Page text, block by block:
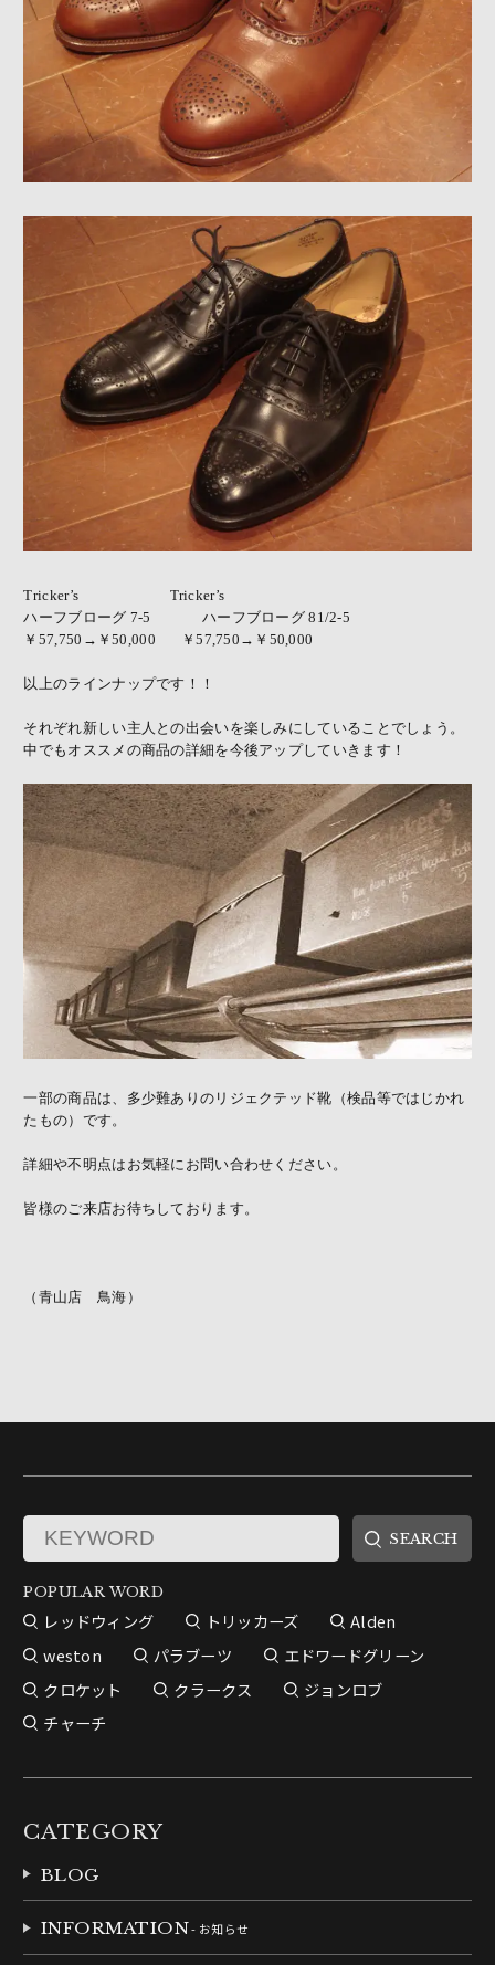
Tricker’s Tricker’s
ハーフブローグ 7-5 ハーフブローグ 81/2-5
￥57,750→￥50,000 ￥57,750→￥50,000
以上のラインナップです！！
それぞれ新しい主人との出会いを楽しみにしていることでしょう。
中でもオススメの商品の詳細を今後アップしていきます！
一部の商品は、多少難ありのリジェクテッド靴（検品等ではじかれ
たもの）です。
詳細や不明点はお気軽にお問い合わせください。
皆様のご来店お待ちしております。
（青山店 鳥海）
POPULAR WORD
レッドウィング トリッカーズ
Alden
weston
パラブーツ
エドワードグリーン
クロケット
クラークス
ジョンロブ
チャーチ
CATEGORY
BLOG
INFORMATION- お知らせ